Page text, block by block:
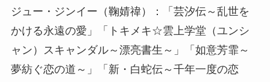
ジュー・ジンイー（鞠婧禕）：「芸汐伝～乱世を
かける永遠の愛」「トキメキ☆雲上学堂（ユンシ
ャン）スキャンダル～漂亮書生～」「如意芳霏～
夢紡ぐ恋の道～」「新・白蛇伝～千年一度の恋